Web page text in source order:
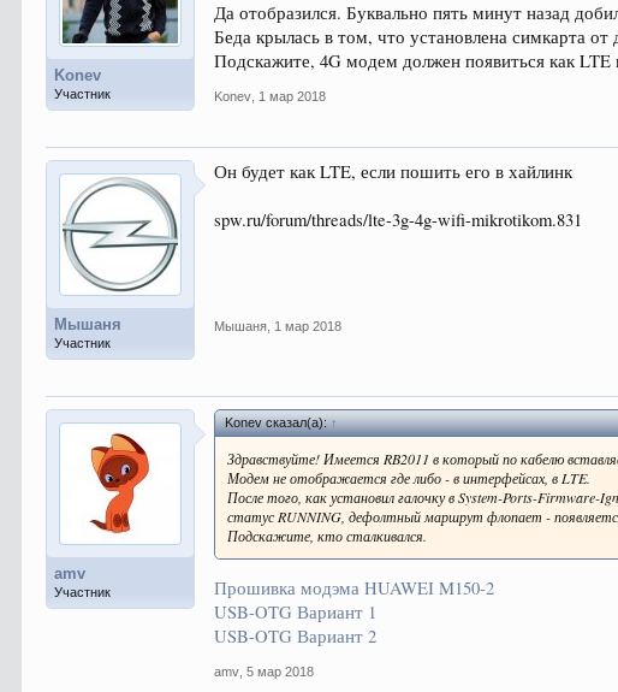
Konev
Участник
Да отобразился. Буквально пять минут назад
Беда крылась в том, что установлена симкарта
Подскажите, 4G модем должен появиться как LTE
Konev 1 мар 2018
Мышаня
Участник
Он будет как LTE, если пошить его в хайлинк
spw.ru/forum/threads/lte-3g-4g-wifi-mikrotikom.831
Мышаня 1 мар 2018
amv
Участник
Konev сказал(а):↑
Здравствуйте! Имеется RB2011 в который по кабелю
Модем не отображается где либо - в интерфейсах, в LTE.
После того, как установил галочку в System-Ports-
статус RUNNING, дефолтный маршрут флопает -
Подскажите, кто сталкивался.
Прошивка модэма HUAWEI M150-2
USB-OTG Вариант 1
USB-OTG Вариант 2
amv 5 мар 2018